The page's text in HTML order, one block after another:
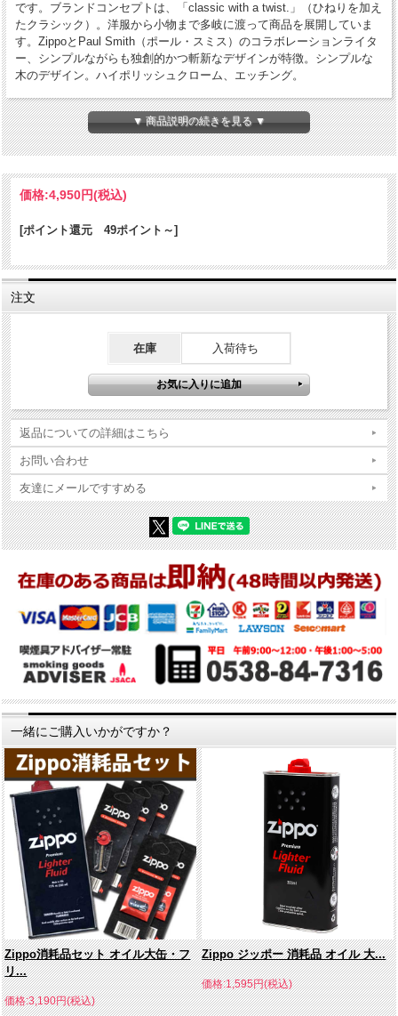
です。ブランドコンセプトは、「classic with a twist.」（ひねりを加え
たクラシック）。洋服から小物まで多岐に渡って商品を展開していま
す。ZippoとPaul Smith（ポール・スミス）のコラボレーションライタ
ー、シンプルながらも独創的かつ斬新なデザインが特徴。シンプルな
木のデザイン。ハイポリッシュクローム、エッチング。
コンディション [B]使用感ありやや傷汚れあり
製造年月 1996年8月
製造国 アメリカ合衆国
発売国 日本
付属品
パッケージ:あり
商品コンディションの詳細な説明
年・月は、一致しない場合がございます。ストックを利用する関係上
ずれが生じます(場合によっては数年)。
※当店では真贋確認の上、簡易クリーニング、フリントの発火ができ
る状態で販売しておりますが、現状でのお渡しになりますので、商品
▼ 商品説明の続きを見る ▼
価格:4,950円(税込)
[ポイント還元 49ポイント～]
注文
在庫 入荷待ち
返品についての詳細はこちら
お問い合わせ
友達にメールですすめる
一緒にご購入いかがですか？
Zippo消耗品セット オイル大缶・フ
リ...
価格:3,190円(税込)
Zippo ジッポー 消耗品 オイル 大...
価格:1,595円(税込)